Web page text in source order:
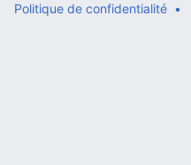
Politique de confidentialité